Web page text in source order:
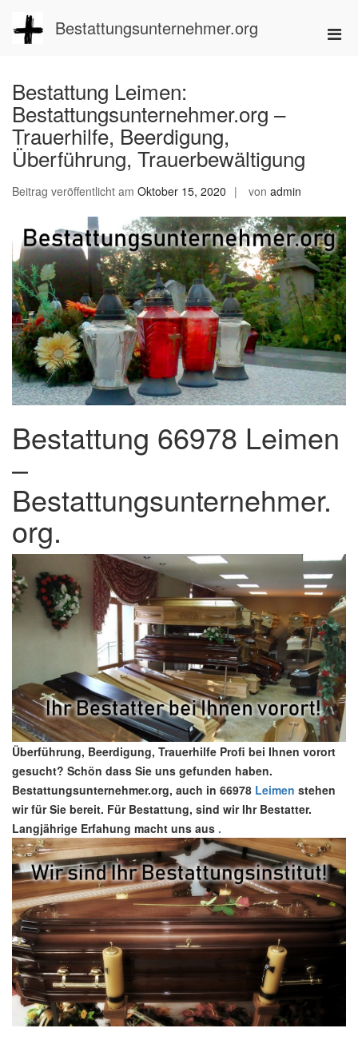
Inhalt
springen
Bestattungsunternehmer.org
Bestattung Leimen:
Bestattungsunternehmer.org –
Trauerhilfe, Beerdigung,
Überführung, Trauerbewältigung
Beitrag veröffentlicht am Oktober 15, 2020 von admin
Bestattung 66978 Leimen
–
Bestattungsunternehmer.
org.
Überführung, Beerdigung, Trauerhilfe Profi bei Ihnen vorort
gesucht? Schön dass Sie uns gefunden haben.
Bestattungsunternehmer.org, auch in 66978 Leimen stehen
wir für Sie bereit. Für Bestattung, sind wir Ihr Bestatter.
Langjährige Erfahung macht uns aus .